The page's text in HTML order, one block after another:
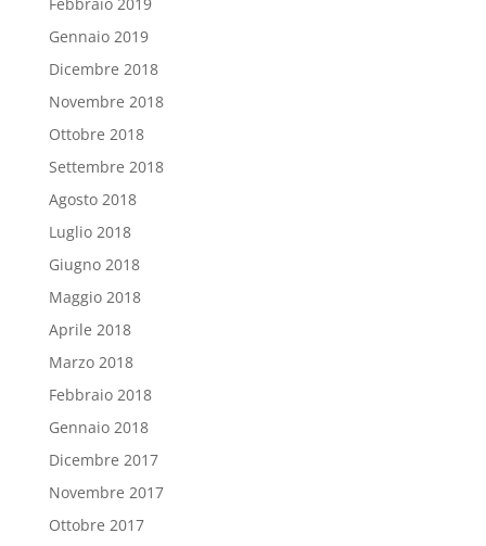
Gennaio 2019
Dicembre 2018
Novembre 2018
Ottobre 2018
Settembre 2018
Agosto 2018
Luglio 2018
Giugno 2018
Maggio 2018
Aprile 2018
Marzo 2018
Febbraio 2018
Gennaio 2018
Dicembre 2017
Novembre 2017
Ottobre 2017